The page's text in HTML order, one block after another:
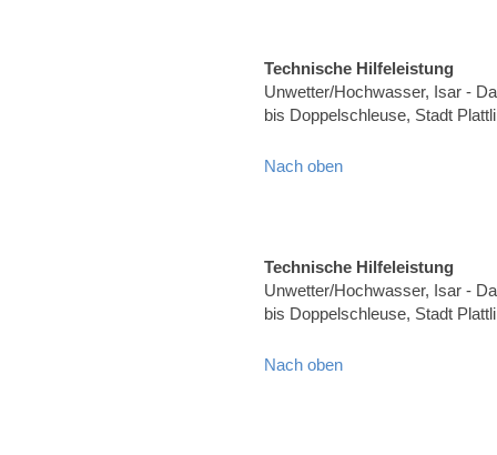
Technische Hilfeleistung
Unwetter/Hochwasser, Isar -
bis Doppelschleuse, Stadt
Nach oben
Technische Hilfeleistung
Unwetter/Hochwasser, Isar -
bis Doppelschleuse, Stadt
Nach oben